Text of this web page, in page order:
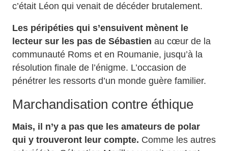
c’était Léon qui venait de décéder brutalement.
Les péripéties qui s’ensuivent mènent le
lecteur sur les pas de Sébastien au cœur de la
communauté Roms et en Roumanie, jusqu’à la
résolution finale de l’énigme. L’occasion de
pénétrer les ressorts d’un monde guère familier.
Marchandisation contre éthique
Mais, il n’y a pas que les amateurs de polar
qui y trouveront leur compte. Comme les autres